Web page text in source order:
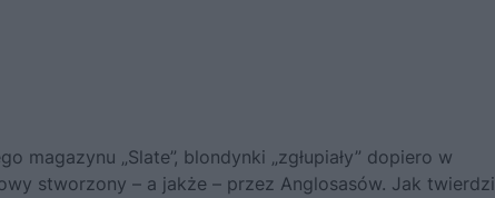
magazynu „Slate”, blondynki „zgłupiały” dopiero w
stworzony – a jakże – przez Anglosasów. Jak twierdzi